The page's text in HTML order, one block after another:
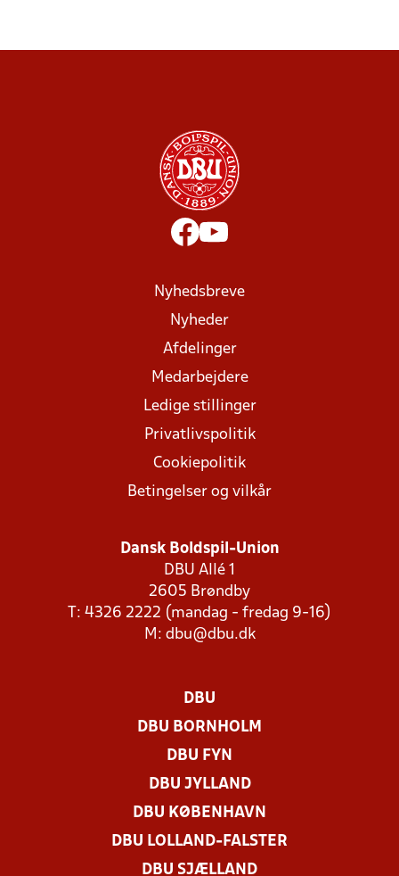
Nyhedsbreve
Nyheder
Afdelinger
Medarbejdere
Ledige stillinger
Privatlivspolitik
Cookiepolitik
Betingelser og vilkår
Dansk Boldspil-Union
DBU Allé 1
2605 Brøndby
T: 4326 2222 (mandag - fredag 9-16)
M: dbu@dbu.dk
DBU
DBU BORNHOLM
DBU FYN
DBU JYLLAND
DBU KØBENHAVN
DBU LOLLAND-FALSTER
DBU SJÆLLAND